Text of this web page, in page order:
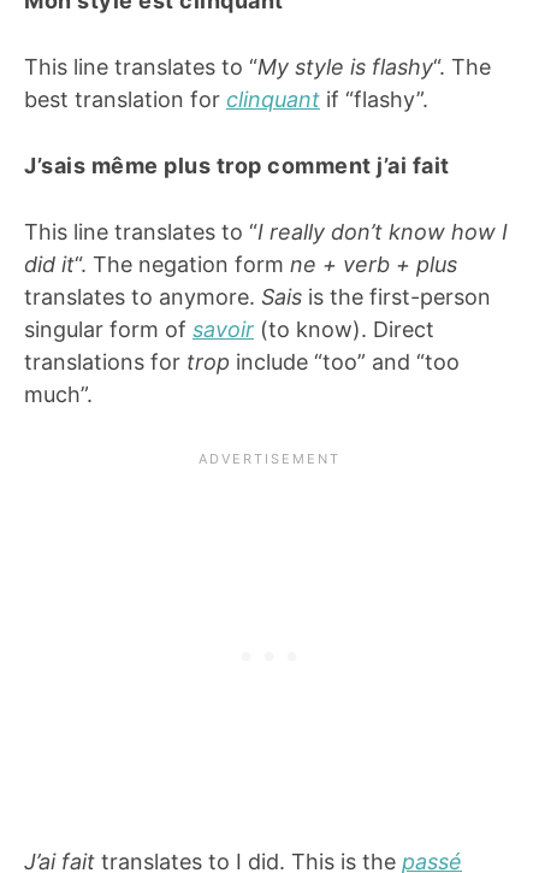
This line translates to “My style is flashy“. The
best translation for clinquant if “flashy”.
J’sais même plus trop comment j’ai fait
This line translates to “I really don’t know how I
did it“. The negation form ne + verb + plus
translates to anymore. Sais is the first-person
singular form of savoir (to know). Direct
translations for trop include “too” and “too
much”.
J’ai fait translates to I did. This is the passé